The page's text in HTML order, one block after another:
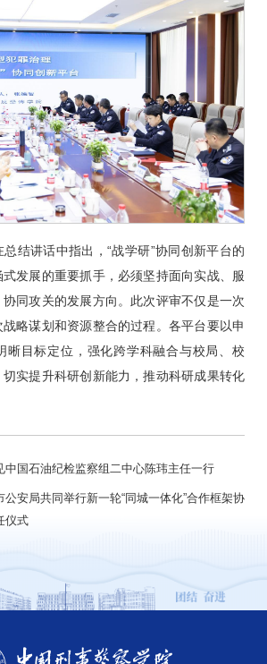
结讲话中指出，“战学研”协同创新平台的
发展的重要抓手，必须坚持面向实战、服
同攻关的发展方向。此次评审不仅是一次
略谋划和资源整合的过程。各平台要以申
晰目标定位，强化跨学科融合与校局、校
实提升科研创新能力，推动科研成果转化
中国石油纪检监察组二中心陈玮主任一行
公安局共同举行新一轮“同城一体化”合作框架协
仪式